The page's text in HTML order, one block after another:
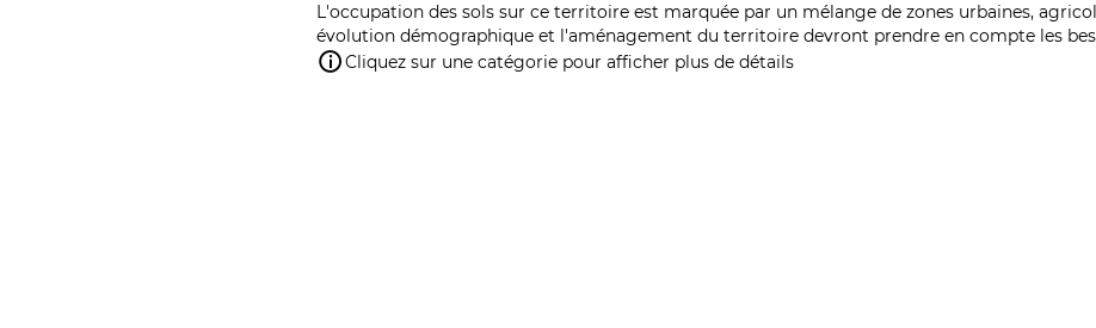
L'occupation des sols sur ce territoire est marquée par un mélange de zones urbaines,
évolution démographique et l'aménagement du territoire devront prendre en compte les
Cliquez sur une catégorie pour afficher plus de détails